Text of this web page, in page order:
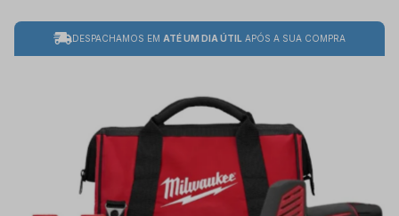
DESPACHAMOS EM ATÉ UM DIA ÚTIL APÓS A SUA COMPRA